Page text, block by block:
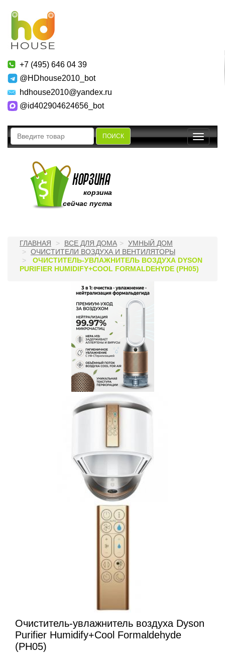
+7 (495) 646 04 39
@HDhouse2010_bot
hdhouse2010@yandex.ru
@id402904624656_bot
ПОИСК
Toggle
корзина
сейчас пуста
ГЛАВНАЯ ВСЕ ДЛЯ ДОМА
УМНЫЙ ДОМ
ОЧИСТИТЕЛИ ВОЗДУХА И ВЕНТИЛЯТОРЫ
ОЧИСТИТЕЛЬ-УВЛАЖНИТЕЛЬ ВОЗДУХА DYSON
PURIFIER HUMIDIFY+COOL FORMALDEHYDE (PH05)
Очиститель-увлажнитель воздуха Dyson
Purifier Humidify+Cool Formaldehyde
(PH05)